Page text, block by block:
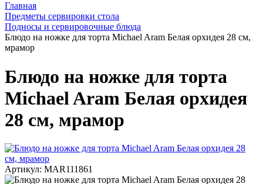
Главная
Предметы сервировки стола
Подносы и сервировочные блюда
Блюдо на ножке для торта Michael Aram Белая орхидея 28 см,
мрамор
Блюдо на ножке для торта
Michael Aram Белая орхидея
28 см, мрамор
Артикул: MAR111861